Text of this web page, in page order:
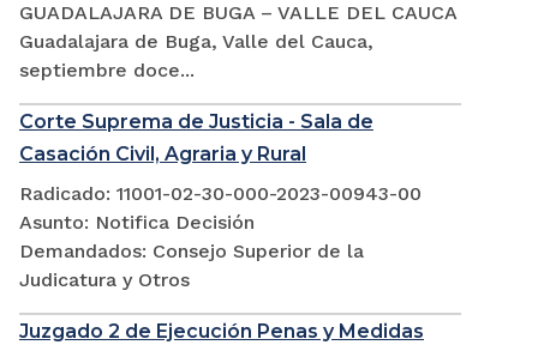
GUADALAJARA DE BUGA – VALLE DEL CAUCA
Guadalajara de Buga, Valle del Cauca,
septiembre doce...
Corte Suprema de Justicia - Sala de
Casación Civil, Agraria y Rural
Radicado: 11001-02-30-000-2023-00943-00
Asunto: Notifica Decisión
Demandados: Consejo Superior de la
Judicatura y Otros
Juzgado 2 de Ejecución Penas y Medidas